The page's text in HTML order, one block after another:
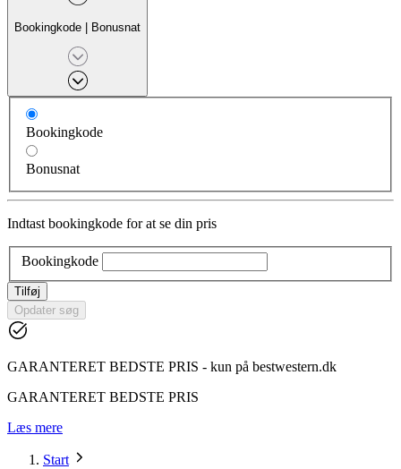
Bookingkode | Bonusnat
Bookingkode
Bonusnat
Indtast bookingkode for at se din pris
Bookingkode
Tilføj
Opdater søg
GARANTERET BEDSTE PRIS - kun på bestwestern.dk
GARANTERET BEDSTE PRIS
Læs mere
Start